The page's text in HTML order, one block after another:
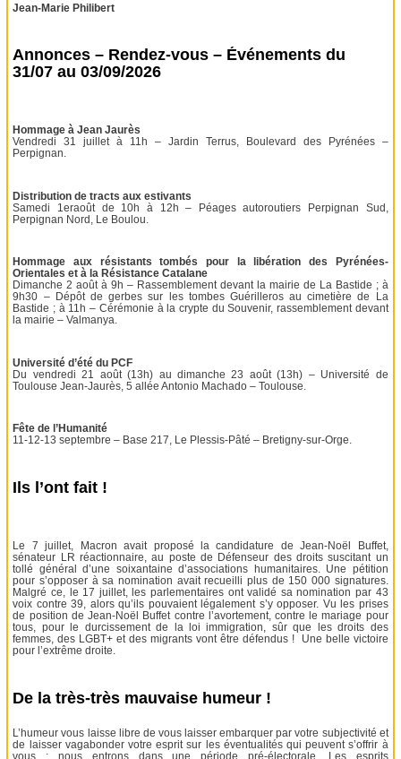
Jean-Marie Philibert
Annonces – Rendez-vous – Événements du
31/07 au 03/09/2026
Hommage à Jean Jaurès
Vendredi 31 juillet à 11h – Jardin Terrus, Boulevard des Pyrénées –
Perpignan.
Distribution de tracts aux estivants
Samedi 1eraoût de 10h à 12h – Péages autoroutiers Perpignan Sud,
Perpignan Nord, Le Boulou.
Hommage aux résistants tombés pour la libération des Pyrénées-
Orientales et à la Résistance Catalane
Dimanche 2 août à 9h – Rassemblement devant la mairie de La Bastide ; à
9h30 – Dépôt de gerbes sur les tombes Guérilleros au cimetière de La
Bastide ; à 11h – Cérémonie à la crypte du Souvenir, rassemblement devant
la mairie – Valmanya.
Université d’été du PCF
Du vendredi 21 août (13h) au dimanche 23 août (13h) – Université de
Toulouse Jean-Jaurès, 5 allée Antonio Machado – Toulouse.
Fête de l’Humanité
11-12-13 septembre – Base 217, Le Plessis-Pâté – Bretigny-sur-Orge.
Ils l’ont fait !
Le 7 juillet, Macron avait proposé la candidature de Jean-Noël Buffet,
sénateur LR réactionnaire, au poste de Défenseur des droits suscitant un
tollé général d’une soixantaine d’associations humanitaires. Une pétition
pour s’opposer à sa nomination avait recueilli plus de 150 000 signatures.
Malgré ce, le 17 juillet, les parlementaires ont validé sa nomination par 43
voix contre 39, alors qu’ils pouvaient légalement s’y opposer. Vu les prises
de position de Jean-Noël Buffet contre l’avortement, contre le mariage pour
tous, pour le durcissement de la loi immigration, sûr que les droits des
femmes, des LGBT+ et des migrants vont être défendus ! Une belle victoire
pour l’extrême droite.
De la très-très mauvaise humeur !
L’humeur vous laisse libre de vous laisser embarquer par votre subjectivité et
de laisser vagabonder votre esprit sur les éventualités qui peuvent s’offrir à
vous : nous entrons dans une période pré-électorale. Les esprits